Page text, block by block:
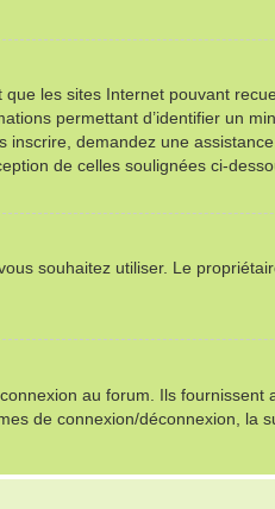
les sites Internet pouvant
permettant d’identifier un
demandez une
de celles soulignées ci-
souhaitez utiliser. Le
au forum. Ils fournissent
de connexion/déconnexion, la